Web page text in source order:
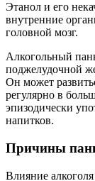
Этанол и его
внутренние
головной мозг.
Алкогольный
поджелудочной
Он может
регулярно в
эпизодически
напитков.
Причины
Влияние